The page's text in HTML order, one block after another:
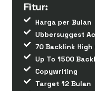
Fitur:
Harga per Bulan
Ubbersuggest
70 Backlink
Up To 1500
Copywriting
Target 12 Bulan